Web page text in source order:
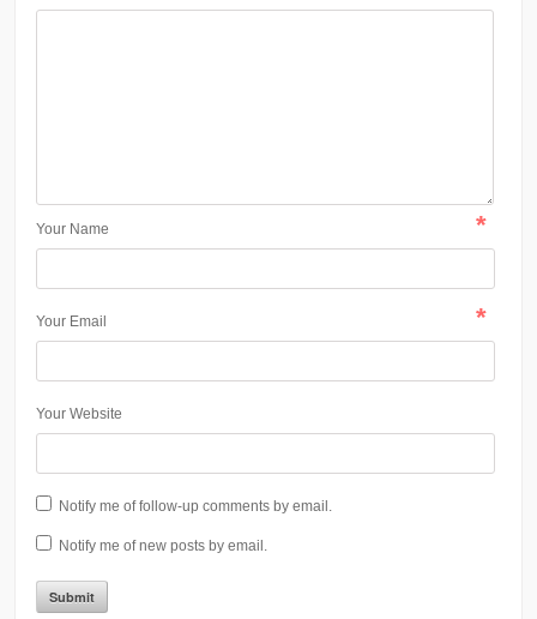
Your Name *
Your Email *
Your Website
Notify me of follow-up comments by email.
Notify me of new posts by email.